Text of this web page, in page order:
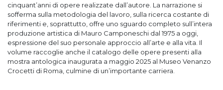
cinquant’anni di opere realizzate dall’autore. La narrazione si
sofferma sulla metodologia del lavoro, sulla ricerca costante di
riferimenti e, soprattutto, offre uno sguardo completo sull’intera
produzione artistica di Mauro Camponeschi dal 1975 a oggi,
espressione del suo personale approccio all’arte e alla vita. Il
volume raccoglie anche il catalogo delle opere presenti alla
mostra antologica inaugurata a maggio 2025 al Museo Venanzo
Crocetti di Roma, culmine di un’importante carriera.